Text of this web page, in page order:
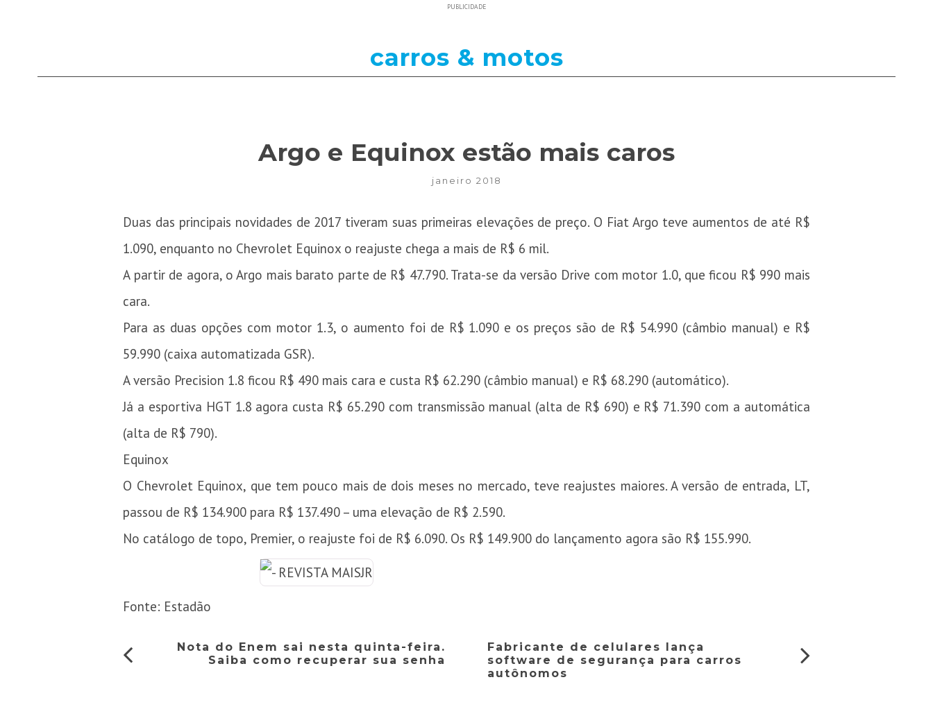
PUBLICIDADE
carros & motos
Argo e Equinox estão mais caros
janeiro 2018
Duas das principais novidades de 2017 tiveram suas primeiras elevações de preço. O Fiat Argo teve aumentos de até R$
1.090, enquanto no Chevrolet Equinox o reajuste chega a mais de R$ 6 mil.
A partir de agora, o Argo mais barato parte de R$ 47.790. Trata-se da versão Drive com motor 1.0, que ficou R$ 990 mais
cara.
Para as duas opções com motor 1.3, o aumento foi de R$ 1.090 e os preços são de R$ 54.990 (câmbio manual) e R$
59.990 (caixa automatizada GSR).
A versão Precision 1.8 ficou R$ 490 mais cara e custa R$ 62.290 (câmbio manual) e R$ 68.290 (automático).
Já a esportiva HGT 1.8 agora custa R$ 65.290 com transmissão manual (alta de R$ 690) e R$ 71.390 com a automática
(alta de R$ 790).
Equinox
O Chevrolet Equinox, que tem pouco mais de dois meses no mercado, teve reajustes maiores. A versão de entrada, LT,
passou de R$ 134.900 para R$ 137.490 – uma elevação de R$ 2.590.
No catálogo de topo, Premier, o reajuste foi de R$ 6.090. Os R$ 149.900 do lançamento agora são R$ 155.990.
Fonte: Estadão
Nota do Enem sai nesta quinta-feira.
Saiba como recuperar sua senha
Fabricante de celulares lança
software de segurança para carros
autônomos